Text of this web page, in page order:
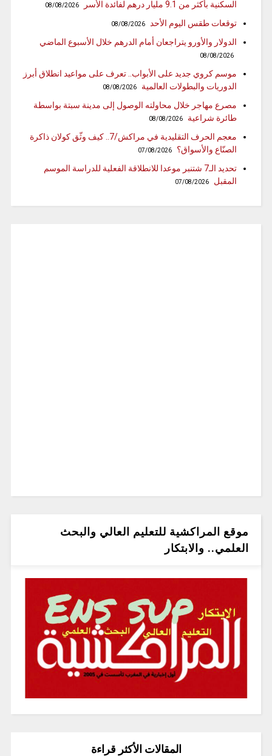
السكنية بأكثر من 9.1 مليار درهم لفائدة الأسر 08/08/2026
توقعات طقس اليوم الأحد 08/08/2026
الدولار والأورو يتراجعان أمام الدرهم خلال الأسبوع الماضي
08/08/2026
موسم كروي جديد على الأبواب.. تعرف على مواعيد انطلاق أبرز
الدوريات والبطولات العالمية
08/08/2026
مصرع مهاجر خلال محاولته الوصول إلى مدينة سبتة بواسطة
طائرة شراعية
08/08/2026
معجم الحرف التقليدية في مراكش/7.. كيف وثّق كولان ذاكرة
الصنّاع والأسواق؟
07/08/2026
تحديد الـ7 شتنبر موعدا للانطلاقة الفعلية للدراسة الموسم
المقبل
07/08/2026
موقع المراكشية للتعليم العالي والبحث
العلمي.. والابتكار
المقالات الأكثر قراءة